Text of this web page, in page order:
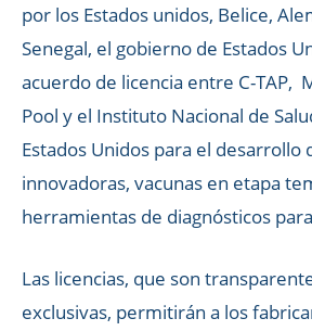
por los Estados unidos, Belice,
Senegal, el gobierno de Estados
acuerdo de licencia entre C-TAP,
Pool y el Instituto Nacional de
Estados Unidos para el desarrollo
innovadoras, vacunas en etapa
herramientas de diagnósticos
Las licencias, que son
exclusivas, permitirán a los